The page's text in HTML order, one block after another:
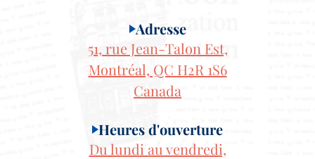
Adresse
51, rue Jean-Talon Est,
Montréal, QC H2R 1S6
Canada
Heures d'ouverture
Du lundi au vendredi,